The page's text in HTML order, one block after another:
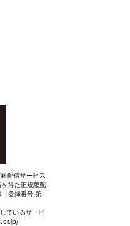
配信サービス
得た正規版配
登録番号 第
ているサービ